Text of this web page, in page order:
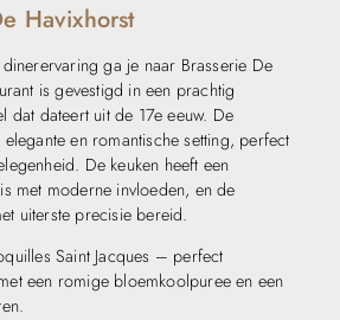
Havixhorst
ga je naar Brasserie De
is gevestigd in een prachtig
dat dateert uit de 17e eeuw. De
en romantische setting, perfect
De keuken heeft een
met moderne invloeden, en de
uiterste precisie bereid.
Saint Jacques – perfect
een romige bloemkoolpuree en een